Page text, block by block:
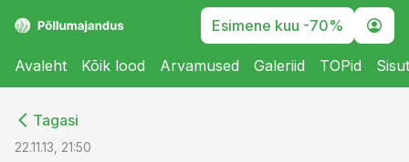
Esimene kuu -70%
Avaleht Kõik lood Arvamused Galeriid TOPid
Tagasi
22.11.13, 21:50